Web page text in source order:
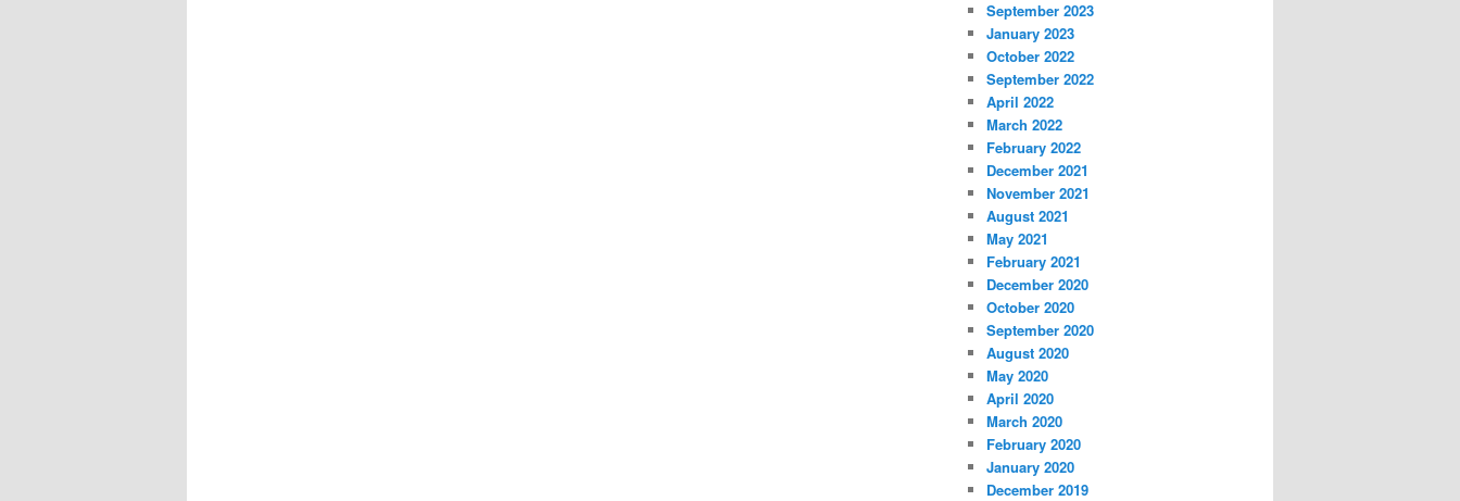
September 2023
January 2023
October 2022
September 2022
April 2022
March 2022
February 2022
December 2021
November 2021
August 2021
May 2021
February 2021
December 2020
October 2020
September 2020
August 2020
May 2020
April 2020
March 2020
February 2020
January 2020
December 2019